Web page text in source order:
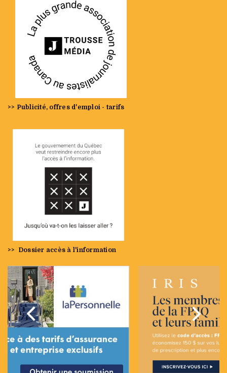
>> Publicité, offres d'emploi - tarifs
>> Dossier accès à l'information
Précédent